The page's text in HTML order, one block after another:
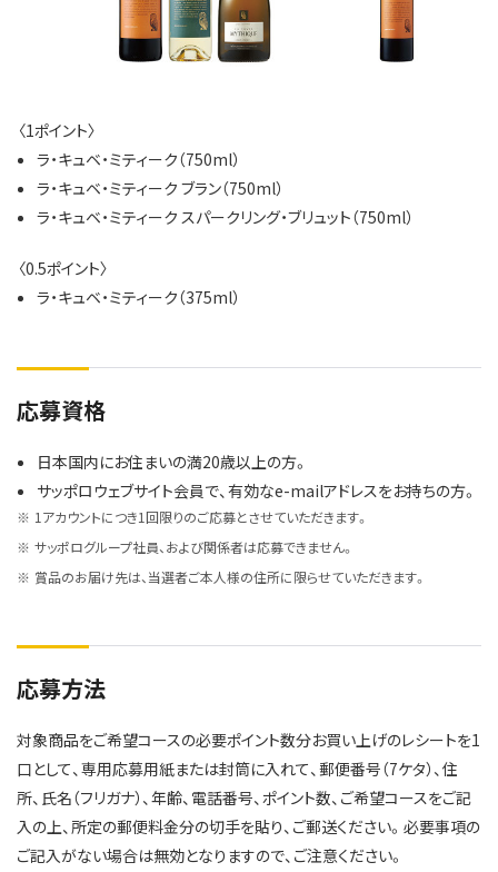
〈1ポイント〉
ラ・キュベ・ミティーク（750ml）
ラ・キュベ・ミティーク ブラン（750ml）
ラ・キュベ・ミティーク スパークリング・ブリュット（750ml）
〈0.5ポイント〉
ラ・キュベ・ミティーク（375ml）
応募資格
日本国内にお住まいの満20歳以上の方。
サッポロウェブサイト会員で、有効なe-mailアドレスをお持ちの方。
1アカウントにつき1回限りのご応募とさせていただきます。
サッポログループ社員、および関係者は応募できません。
賞品のお届け先は、当選者ご本人様の住所に限らせていただきます。
応募方法
対象商品をご希望コースの必要ポイント数分お買い上げのレシートを1
口として、専用応募用紙または封筒に入れて、郵便番号（7ケタ）、住
所、氏名（フリガナ）、年齢、電話番号、ポイント数、ご希望コースをご記
入の上、所定の郵便料金分の切手を貼り、ご郵送ください。必要事項の
ご記入がない場合は無効となりますので、ご注意ください。